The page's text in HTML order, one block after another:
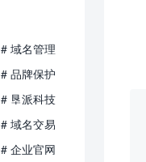
# 域名管理
# 品牌保护
# 垦派科技
# 域名交易
# 企业官网